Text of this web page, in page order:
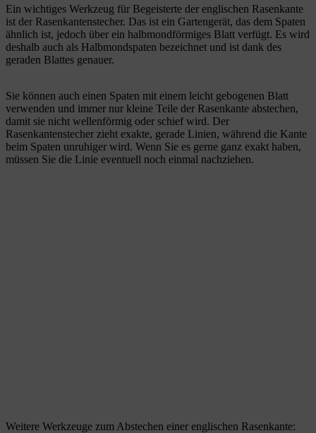
Ein wichtiges Werkzeug für Begeisterte der englischen Rasenkante
ist der Rasenkantenstecher. Das ist ein Gartengerät, das dem Spaten
ähnlich ist, jedoch über ein halbmondförmiges Blatt verfügt. Es wird
deshalb auch als Halbmondspaten bezeichnet und ist dank des
geraden Blattes genauer.
Sie können auch einen Spaten mit einem leicht gebogenen Blatt
verwenden und immer nur kleine Teile der Rasenkante abstechen,
damit sie nicht wellenförmig oder schief wird. Der
Rasenkantenstecher zieht exakte, gerade Linien, während die Kante
beim Spaten unruhiger wird. Wenn Sie es gerne ganz exakt haben,
müssen Sie die Linie eventuell noch einmal nachziehen.
Weitere Werkzeuge zum Abstechen einer englischen Rasenkante: